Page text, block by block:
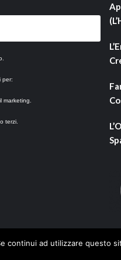
per:
marketing.
terzi.
continui ad utilizzare questo